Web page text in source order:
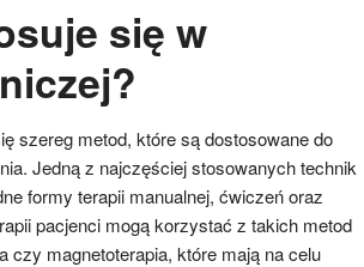
się w
szereg metod, które są dostosowane do
Jedną z najczęściej stosowanych technik
formy terapii manualnej, ćwiczeń oraz
pacjenci mogą korzystać z takich metod
czy magnetoterapia, które mają na celu